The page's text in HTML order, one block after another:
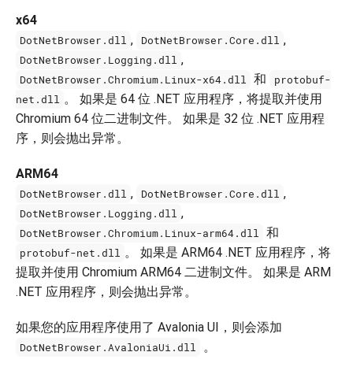
x64
DotNetBrowser.dll , DotNetBrowser.Core.dll ,
DotNetBrowser.Logging.dll ,
DotNetBrowser.Chromium.Linux-x64.dll 和
protobuf-
net.dll 。 如果是 64 位 .NET 应用程序，将提取并使用
Chromium 64 位二进制文件。 如果是 32 位 .NET 应用程
序，则会抛出异常。
ARM64
DotNetBrowser.dll , DotNetBrowser.Core.dll ,
DotNetBrowser.Logging.dll ,
DotNetBrowser.Chromium.Linux-arm64.dll 和
protobuf-net.dll 。 如果是 ARM64 .NET 应用程序，将
提取并使用 Chromium ARM64 二进制文件。 如果是 ARM
.NET 应用程序，则会抛出异常。
如果您的应用程序使用了 Avalonia UI，则会添加
DotNetBrowser.AvaloniaUi.dll 。